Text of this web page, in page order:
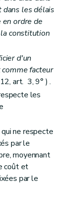
du 9 février 2012)
et pénales
avril 2009)
du logement
les délais
ordre de
constitution
d'un
facteur
art. 3, 9° ) .
les
ne respecte
par le
moyennant
coût et
par le